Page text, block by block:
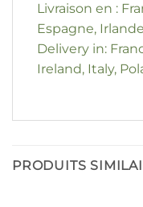
Livraison en :
Espagne,
Delivery in:
Ireland, Italy,
PRODUITS